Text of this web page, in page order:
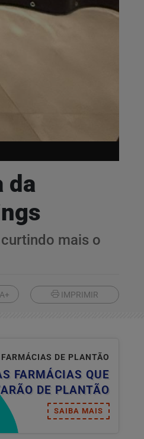
da
mais o
A+ IMPRIMIR
FARMÁCIAS DE PLANTÃO
FARMÁCIAS QUE
DE PLANTÃO
SAIBA MAIS